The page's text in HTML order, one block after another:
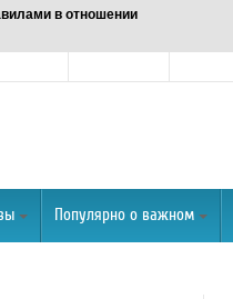
в отношении
Популярно о важном